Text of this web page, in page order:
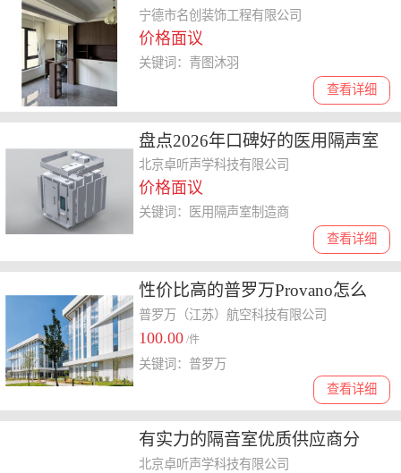
讨其财务稳定情况与品牌影响力
宁德市名创装饰工程有限公司
价格面议
查看详细
关键词：青图沐羽
盘点2026年口碑好的医用隔声室
制造商，哪家性价比更高
北京卓听声学科技有限公司
价格面议
查看详细
关键词：医用隔声室制造商
性价比高的普罗万Provano怎么
选，聊聊其研发投入与口碑情况
普罗万（江苏）航空科技有限公司
100.00 /件
查看详细
关键词：普罗万
有实力的隔音室优质供应商分
析，模块化的隔音室公司靠谱吗
北京卓听声学科技有限公司